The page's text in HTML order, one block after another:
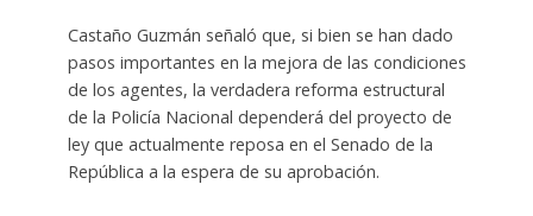
Castaño Guzmán señaló que, si bien se han dado
pasos importantes en la mejora de las condiciones
de los agentes, la verdadera reforma estructural
de la Policía Nacional dependerá del proyecto de
ley que actualmente reposa en el Senado de la
República a la espera de su aprobación.